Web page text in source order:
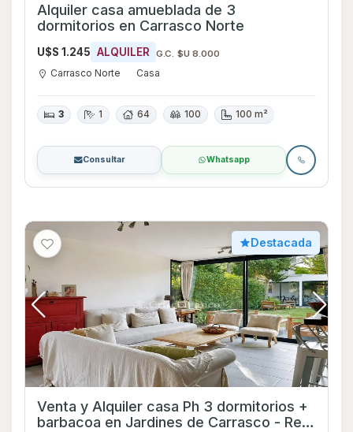
Alquiler casa amueblada de 3
dormitorios en Carrasco Norte
U$S 1.245 ALQUILER G.C. $U 8.000
Carrasco Norte Casa
3 1 64 100 100 m²
Consultar Whatsapp
Destacada
Venta y Alquiler casa Ph 3 dormitorios +
barbacoa en Jardines de Carrasco - Ref